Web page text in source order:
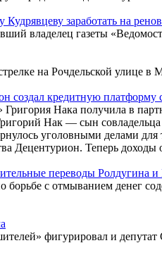
заработать на
владелец газеты
на Рочдельской улице в
создал кредитную платформу
Нака получила в
Нак — сын
уголовными делами
Децентурион. Теперь
переводы Ролдугина
с отмыванием денег
фигурировал и депутат